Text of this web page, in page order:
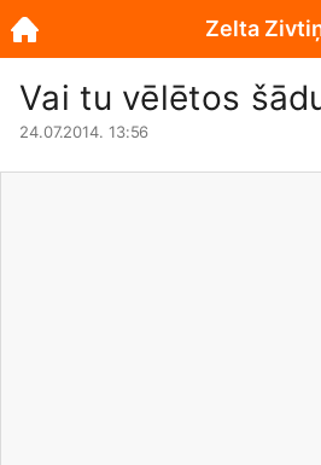
Vai tu vēlētos
24.07.2014. 13:56
Zelta